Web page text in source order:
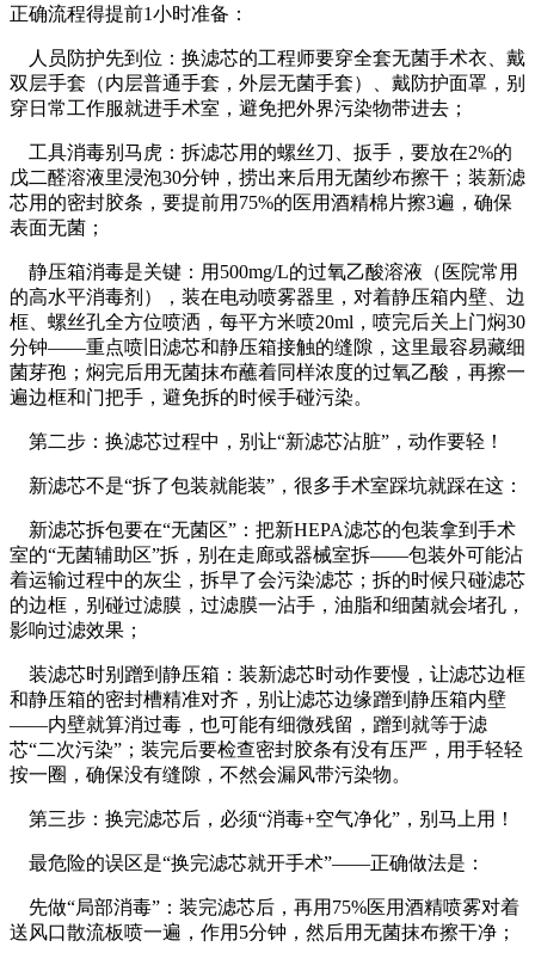
正确流程得提前1小时准备：
人员防护先到位：换滤芯的工程师要穿全套无菌手术衣、戴
双层手套（内层普通手套，外层无菌手套）、戴防护面罩，别
穿日常工作服就进手术室，避免把外界污染物带进去；
工具消毒别马虎：拆滤芯用的螺丝刀、扳手，要放在2%的
戊二醛溶液里浸泡30分钟，捞出来后用无菌纱布擦干；装新滤
芯用的密封胶条，要提前用75%的医用酒精棉片擦3遍，确保
表面无菌；
静压箱消毒是关键：用500mg/L的过氧乙酸溶液（医院常用
的高水平消毒剂），装在电动喷雾器里，对着静压箱内壁、边
框、螺丝孔全方位喷洒，每平方米喷20ml，喷完后关上门焖30
分钟——重点喷旧滤芯和静压箱接触的缝隙，这里最容易藏细
菌芽孢；焖完后用无菌抹布蘸着同样浓度的过氧乙酸，再擦一
遍边框和门把手，避免拆的时候手碰污染。
第二步：换滤芯过程中，别让“新滤芯沾脏”，动作要轻！
新滤芯不是“拆了包装就能装”，很多手术室踩坑就踩在这：
新滤芯拆包要在“无菌区”：把新HEPA滤芯的包装拿到手术
室的“无菌辅助区”拆，别在走廊或器械室拆——包装外可能沾
着运输过程中的灰尘，拆早了会污染滤芯；拆的时候只碰滤芯
的边框，别碰过滤膜，过滤膜一沾手，油脂和细菌就会堵孔，
影响过滤效果；
装滤芯时别蹭到静压箱：装新滤芯时动作要慢，让滤芯边框
和静压箱的密封槽精准对齐，别让滤芯边缘蹭到静压箱内壁
——内壁就算消过毒，也可能有细微残留，蹭到就等于滤
芯“二次污染”；装完后要检查密封胶条有没有压严，用手轻轻
按一圈，确保没有缝隙，不然会漏风带污染物。
第三步：换完滤芯后，必须“消毒+空气净化”，别马上用！
最危险的误区是“换完滤芯就开手术”——正确做法是：
先做“局部消毒”：装完滤芯后，再用75%医用酒精喷雾对着
送风口散流板喷一遍，作用5分钟，然后用无菌抹布擦干净；